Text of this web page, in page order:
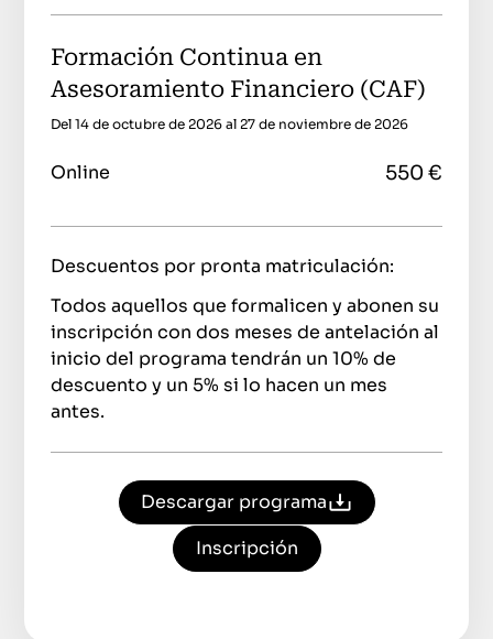
Formación Continua en
Asesoramiento Financiero (CAF)
Del 14 de octubre de 2026 al 27 de noviembre de 2026
Online 550 €
Descuentos por pronta matriculación:
Todos aquellos que formalicen y abonen su
inscripción con dos meses de antelación al
inicio del programa tendrán un 10% de
descuento y un 5% si lo hacen un mes
antes.
Descargar programa
Inscripción